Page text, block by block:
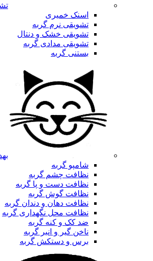
اسنک خمیری
تشویقی نرم گربه
تشویقی خشک و دنتال
تشویقی مدادی گربه
بستنی گربه
شامپو گربه
نظافت چشم گربه
نظافت دست و پا گربه
نظافت گوش گربه
نظافت دهان و دندان گربه
نظافت محل نگهداری گربه
ضد کک و کنه گربه
ناخن گیر و انبر گربه
برس و دستکش گربه